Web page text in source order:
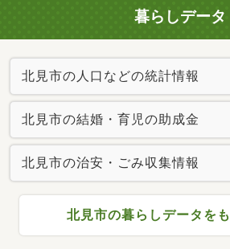
暮らしデータ
北見市の人口などの統計情報
北見市の結婚・育児の助成金
北見市の治安・ごみ収集情報
北見市の暮らしデータを